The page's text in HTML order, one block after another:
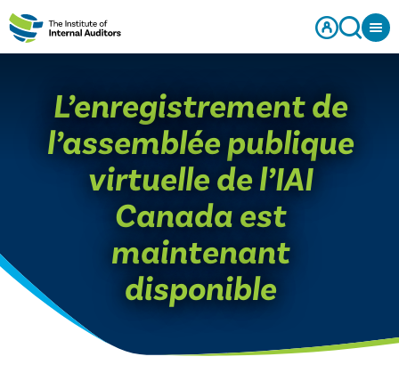
L’enregistrement de
l’assemblée publique
virtuelle de l’IAI
Canada est
maintenant
disponible